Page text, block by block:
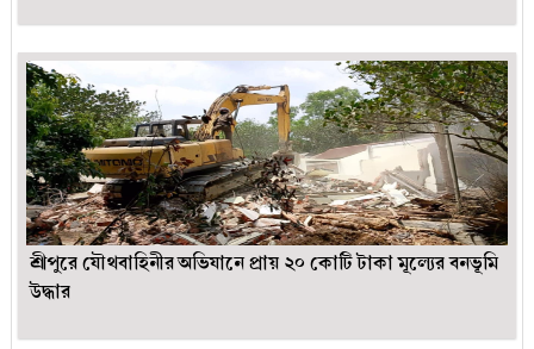
শ্রীপুরে যৌথবাহিনীর অভিযানে প্রায় ২০ কোটি টাকা মূল্যের বনভূমি
উদ্ধার